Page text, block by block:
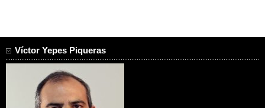
Víctor Yepes Piqueras